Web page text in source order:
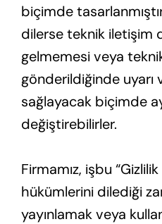
biçimde
dilerse teknik iletişim
gelmemesi veya
gönderildiğinde uyarı
sağlayacak biçimde
değiştirebilirler.
Firmamız, işbu “Gizlilik
hükümlerini dilediği
yayınlamak veya